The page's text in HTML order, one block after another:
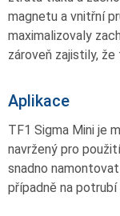
magnetu a vnitřní
maximalizovaly
zároveň zajistily,
Aplikace
TF1 Sigma Mini je
navržený pro
snadno
případně na potrubí